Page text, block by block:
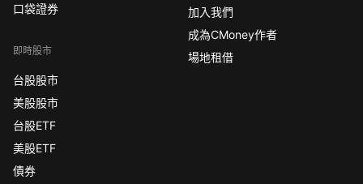
口袋證券
即時股市
台股股市
美股股市
台股ETF
美股ETF
債券
加入我們
成為CMoney作者
場地租借